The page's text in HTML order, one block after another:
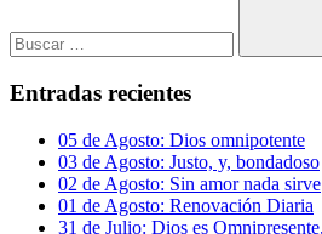
Entradas recientes
05 de Agosto: Dios omnipotente
03 de Agosto: Justo, y, bondadoso
02 de Agosto: Sin amor nada sirve
01 de Agosto: Renovación Diaria
31 de Julio: Dios es